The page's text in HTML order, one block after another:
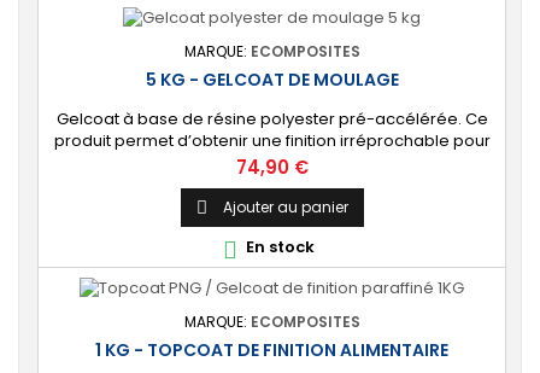
MARQUE: ECOMPOSITES
5 KG - GELCOAT DE MOULAGE
Gelcoat à base de résine polyester pré-accélérée. Ce
produit permet d’obtenir une finition irréprochable pour
tout projet de fabrication de pièces composites en
moule : élément de carrosserie ou d’un bateau,
panneau plat, mobilier, objet d’art, etc. Couleur au choix.
[Finition de qualité] Fournit un revêtement à l’aspect de
surface parfaitement lisse,...
Prix
74,90 €
 Ajouter au panier
 En stock
MARQUE: ECOMPOSITES
1 KG - TOPCOAT DE FINITION ALIMENTAIRE